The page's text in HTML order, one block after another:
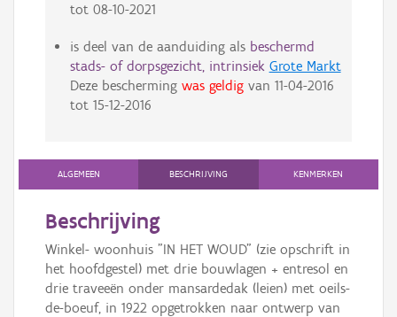
tot 08-10-2021
is deel van de aanduiding als beschermd
stads- of dorpsgezicht, intrinsiek Grote Markt
Deze bescherming was geldigvan 11-04-2016
tot 15-12-2016
ALGEMEEN BESCHRIJVING KENMERKEN
Beschrijving
Winkel- woonhuis "IN HET WOUD" (zie opschrift in
het hoofdgestel) met drie bouwlagen + entresol en
drie traveeën onder mansardedak (leien) met oeils-
de-boeuf, in 1922 opgetrokken naar ontwerp van